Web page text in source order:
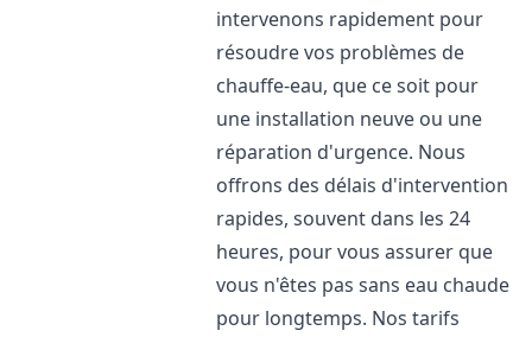
intervenons rapidement pour
résoudre vos problèmes de
chauffe-eau, que ce soit pour
une installation neuve ou une
réparation d'urgence. Nous
offrons des délais d'intervention
rapides, souvent dans les 24
heures, pour vous assurer que
vous n'êtes pas sans eau chaude
pour longtemps. Nos tarifs